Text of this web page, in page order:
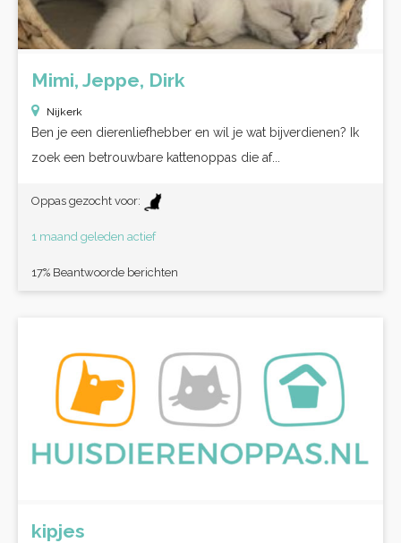
Mimi, Jeppe, Dirk
Nijkerk
Ben je een dierenliefhebber en wil je wat bijverdienen? Ik
zoek een betrouwbare kattenoppas die af...
Oppas gezocht voor:
1 maand geleden actief
17% Beantwoorde berichten
kipjes